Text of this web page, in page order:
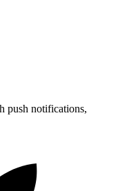
push notifications,